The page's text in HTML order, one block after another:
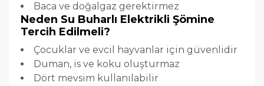
Baca ve doğalgaz gerektirmez
Neden Su Buharlı Elektrikli Şömine
Tercih Edilmeli?
Çocuklar ve evcil hayvanlar için güvenlidir
Duman, is ve koku oluşturmaz
Dört mevsim kullanılabilir